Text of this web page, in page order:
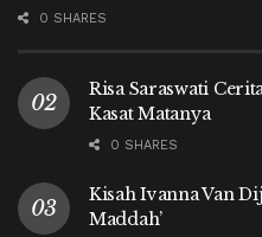
0 SHARES
Risa Saraswati
Kasat Matanya
0 SHARES
Kisah Ivanna Van
Maddah’